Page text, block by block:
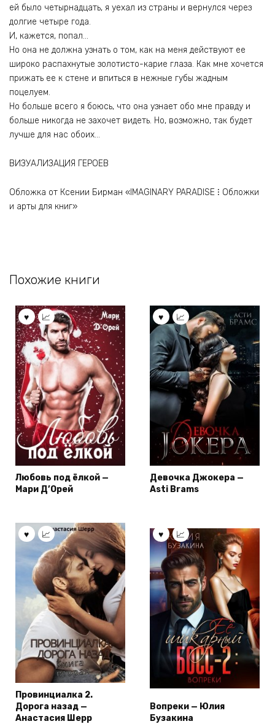
ей было четырнадцать, я уехал из страны и вернулся через
долгие четыре года.
И, кажется, попал…
Но она не должна узнать о том, как на меня действуют ее
широко распахнутые золотисто-карие глаза. Как мне хочется
прижать ее к стене и впиться в нежные губы жадным
поцелуем.
Но больше всего я боюсь, что она узнает обо мне правду и
больше никогда не захочет видеть. Но, возможно, так будет
лучше для нас обоих…
ВИЗУАЛИЗАЦИЯ ГЕРОЕВ
Обложка от Ксении Бирман «IMAGINARY PARADISE ⁝ Обложки
и арты для книг»
Похожие книги
Любовь под ёлкой —
Мари Д’Орей
Девочка Джокера —
Asti Brams
Провинциалка 2.
Дорога назад —
Анастасия Шерр
Вопреки — Юлия
Бузакина